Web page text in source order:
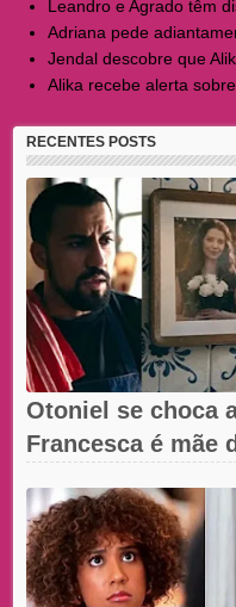
Leandro e Agrado têm
Adriana pede
Jendal descobre que
Alika recebe alerta
RECENTES POSTS
Otoniel se choca
Francesca é mãe